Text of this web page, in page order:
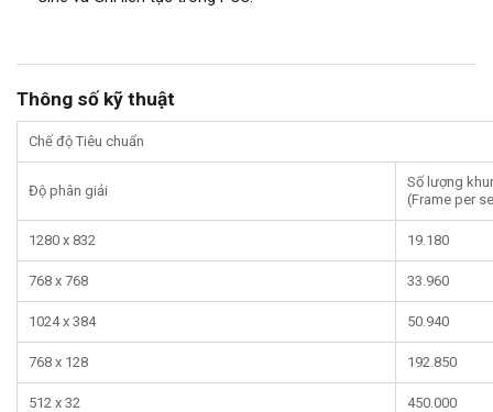
Thông số kỹ thuật
Chế độ Tiêu chuẩn
Độ phân giải
Số lượng
(Frame per
1280 x 832 19.180
768 x 768 33.960
1024 x 384 50.940
768 x 128 192.850
512 x 32 450.000